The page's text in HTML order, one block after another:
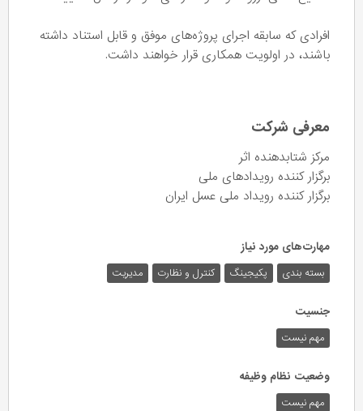
افرادی که سابقه اجرای پروژه‌های موفق و قابل استناد داشته
باشند، در اولویت همکاری قرار خواهند داشت.
معرفی شرکت
مرکز شتابدهنده اثر
برگزار کننده رویدادهای ملی
برگزار کننده رویداد ملی عسل ایران
مهارت‌های مورد نیاز
بسته بندی پکیجینگ کنترل و نظارت مدیریت
جنسیت
مهم نیست
وضعیت نظام وظیفه
مهم‌ نیست